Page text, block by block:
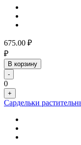
675.00 ₽
₽
В корзину
-
0
+
Сардельки